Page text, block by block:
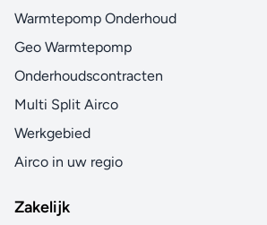
Warmtepomp Onderhoud
Geo Warmtepomp
Onderhoudscontracten
Multi Split Airco
Werkgebied
Airco in uw regio
Zakelijk